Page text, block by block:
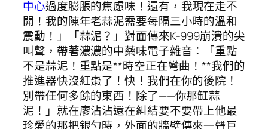
中心過度膨脹的焦慮味！還有，我現在走不
開！我的陳年老蒜泥需要每隔三小時的溫和
震動！」「蒜泥？」對面傳來K-999崩潰的尖
叫聲，帶著濃濃的中藥味電子雜音：「重點
不是蒜泥！重點是**時空正在彎曲！**我們的
推進器快沒紅棗了！快！我們在你的後院！
別帶任何多餘的東西！除了——你那缸蒜
泥！」就在廖沾沾還在糾結要不要帶上他最
珍愛的那把銀勺時，外面的牆壁傳來一聲巨